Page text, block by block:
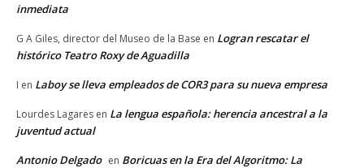
inmediata
G A Giles, director del Museo de la Base en Logran rescatar el
histórico Teatro Roxy de Aguadilla
I en Laboy se lleva empleados de COR3 para su nueva empresa
Lourdes Lagares en La lengua española: herencia ancestral a la
juventud actual
Antonio Delgado en Boricuas en la Era del Algoritmo: La